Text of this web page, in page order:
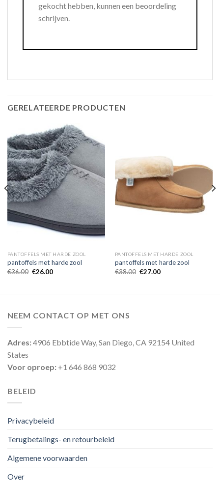
gekocht hebben, kunnen een beoordeling
schrijven.
GERELATEERDE PRODUCTEN
PANTOFFELS MET HARDE ZOOL
pantoffels met harde zool
€36.00 €26.00
PANTOFFELS MET HARDE ZOOL
pantoffels met harde zool
€38.00 €27.00
NEEM CONTACT OP MET ONS
Adres:4906 Ebbtide Way, San Diego, CA 92154 United
States
Voor oproep: +1 646 868 9032
BELEID
Privacybeleid
Terugbetalings- en retourbeleid
Algemene voorwaarden
Over